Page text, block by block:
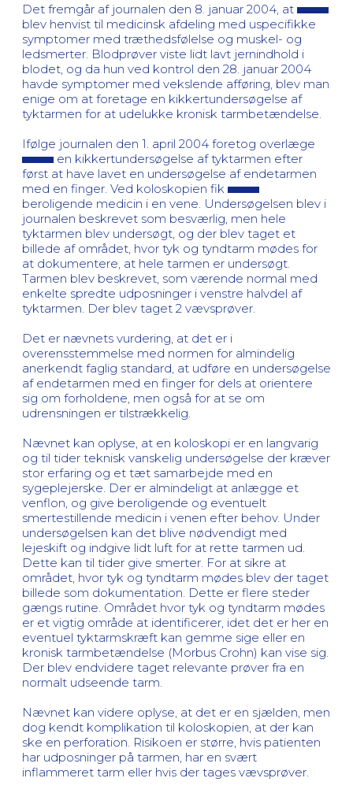
Det fremgår af journalen den 8. januar 2004, at
blev henvist til medicinsk afdeling med uspecifikke
symptomer med træthedsfølelse og muskel- og
ledsmerter. Blodprøver viste lidt lavt jernindhold i
blodet, og da hun ved kontrol den 28. januar 2004
havde symptomer med vekslende afføring, blev man
enige om at foretage en kikkertundersøgelse af
tyktarmen for at udelukke kronisk tarmbetændelse.
Ifølge journalen den 1. april 2004 foretog overlæge
en kikkertundersøgelse af tyktarmen efter
først at have lavet en undersøgelse af endetarmen
med en finger. Ved koloskopien fik
beroligende medicin i en vene. Undersøgelsen blev i
journalen beskrevet som besværlig, men hele
tyktarmen blev undersøgt, og der blev taget et
billede af området, hvor tyk og tyndtarm mødes for
at dokumentere, at hele tarmen er undersøgt.
Tarmen blev beskrevet, som værende normal med
enkelte spredte udposninger i venstre halvdel af
tyktarmen. Der blev taget 2 vævsprøver.
Det er nævnets vurdering, at det er i
overensstemmelse med normen for almindelig
anerkendt faglig standard, at udføre en undersøgelse
af endetarmen med en finger for dels at orientere
sig om forholdene, men også for at se om
udrensningen er tilstrækkelig.
Nævnet kan oplyse, at en koloskopi er en langvarig
og til tider teknisk vanskelig undersøgelse der kræver
stor erfaring og et tæt samarbejde med en
sygeplejerske. Der er almindeligt at anlægge et
venflon, og give beroligende og eventuelt
smertestillende medicin i venen efter behov. Under
undersøgelsen kan det blive nødvendigt med
lejeskift og indgive lidt luft for at rette tarmen ud.
Dette kan til tider give smerter. For at sikre at
området, hvor tyk og tyndtarm mødes blev der taget
billede som dokumentation. Dette er flere steder
gængs rutine. Området hvor tyk og tyndtarm mødes
er et vigtig område at identificerer, idet det er her en
eventuel tyktarmskræft kan gemme sige eller en
kronisk tarmbetændelse (Morbus Crohn) kan vise sig.
Der blev endvidere taget relevante prøver fra en
normalt udseende tarm.
Nævnet kan videre oplyse, at det er en sjælden, men
dog kendt komplikation til koloskopien, at der kan
ske en perforation. Risikoen er større, hvis patienten
har udposninger på tarmen, har en svært
inflammeret tarm eller hvis der tages vævsprøver.